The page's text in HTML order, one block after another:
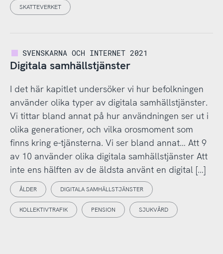
SKATTEVERKET
SVENSKARNA OCH INTERNET 2021
Digitala samhällstjänster
I det här kapitlet undersöker vi hur befolkningen
använder olika typer av digitala samhällstjänster.
Vi tittar bland annat på hur användningen ser ut i
olika generationer, och vilka orosmoment som
finns kring e-tjänsterna. Vi ser bland annat… Att 9
av 10 använder olika digitala samhällstjänster Att
inte ens hälften av de äldsta använt en digital […]
ÅLDER DIGITALA SAMHÄLLSTJÄNSTER
KOLLEKTIVTRAFIK PENSION SJUKVÅRD